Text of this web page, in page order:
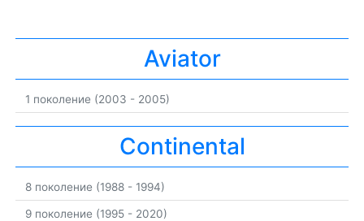
Aviator
1 поколение (2003 - 2005)
Continental
8 поколение (1988 - 1994)
9 поколение (1995 - 2020)